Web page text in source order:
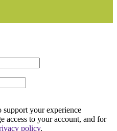
support your experience
access to your account, and for
policy.